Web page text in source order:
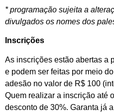
* programação sujeita a
divulgados os nomes dos
Inscrições
As inscrições estão abertas a
e podem ser feitas por meio
adesão no valor de R$ 100
Quem realizar a inscrição até
desconto de 30%. Garanta já